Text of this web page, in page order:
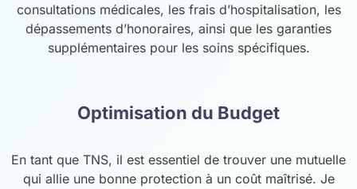
consultations médicales, les frais d’hospitalisation, les
dépassements d’honoraires, ainsi que les garanties
supplémentaires pour les soins spécifiques.
Optimisation du Budget
En tant que TNS, il est essentiel de trouver une mutuelle
qui allie une bonne protection à un coût maîtrisé. Je